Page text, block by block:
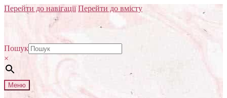
Перейти до навігації Перейти до вмісту
Пошук
×
Меню